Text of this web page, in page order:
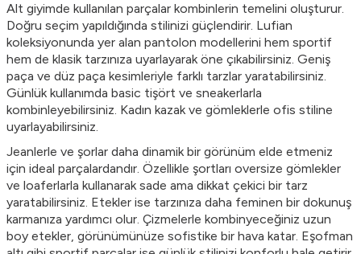
Alt giyimde kullanılan parçalar kombinlerin temelini oluşturur.
Doğru seçim yapıldığında stilinizi güçlendirir. Lufian
koleksiyonunda yer alan pantolon modellerini hem sportif
hem de klasik tarzınıza uyarlayarak öne çıkabilirsiniz. Geniş
paça ve düz paça kesimleriyle farklı tarzlar yaratabilirsiniz.
Günlük kullanımda basic tişört ve sneakerlarla
kombinleyebilirsiniz. Kadın kazakve gömleklerle ofis stiline
uyarlayabilirsiniz.
Jeanlerle ve şorlar daha dinamik bir görünüm elde etmeniz
için ideal parçalardandır. Özellikle şortları oversize gömlekler
ve loaferlarla kullanarak sade ama dikkat çekici bir tarz
yaratabilirsiniz. Etekler ise tarzınıza daha feminen bir dokunuş
karmanıza yardımcı olur. Çizmelerle kombinyeceğiniz uzun
boy etekler, görünümünüze sofistike bir hava katar. Eşofman